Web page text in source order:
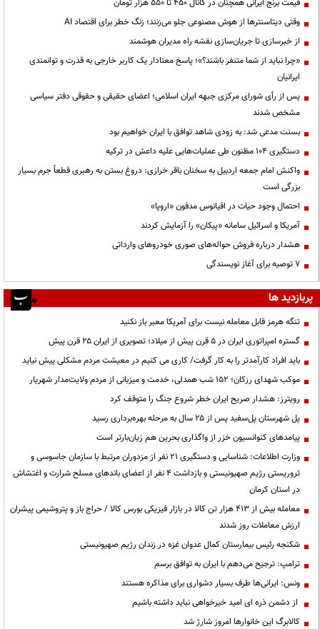
وقتی دیتاسنترها از هوش مصنوعی جلو می‌زنند؛ زنگ خطر برای اقتصاد AI
از خبرسازی تا جریان‌سازی نقشه راه مدیران هوشمند
«چرا نباید از شما متنفر باشند؟»؛ پاسخ معنادار یک کاربر خارجی به قدرت و توانمندی
ایرانیان
پس از رأی شورای مرکزی جبهه ایران اسلامی؛ اعضای حقیقی و حقوقی دفتر سیاسی
مشخص شدند
بسنت مدعی شد: به زودی شاهد توافق با ایران خواهیم بود
دستگیری ۱۰۴ مظنون طی عملیات‌هایی علیه داعش در ترکیه
واکنش امام جمعه اردبیل به سخنان باقر خرازی: دروغ بستن به رهبری قطعاً جرم بسیار
بزرگی است
احتمال وجود حیات در اقیانوس مدفون «اروپا»
آمریکا و اسرائیل سامانه «پیکان» را آزمایش کردند
هشدار درباره فروش حواله‌های صوری خودروهای وارداتی
۷ توصیه برای آغاز نویسندگی
پربازدید ها
تنگه هرمز قابل معامله نیست برای آمریکا معبر باز نکنید
گستره امپراتوری ایران در ۵ قرن پیش از میلاد؛ تصویری از ایران ۲۵ قرن پیش
باید افراد کارآمدتر را به کار گرفت/ کاری می کنیم در معیشت مردم مشکلی پیش نیاید
موکب شهدای رزکان؛ ۱۵۲ شب همدلی، خدمت و میزبانی از مردم ولایت‌مدار شهریار
رویترز: هشدار صریح ایران خطر شروع جنگ را متوقف کرد
پل شهرستان پل‌سفید پس از ۲۵ سال به مرحله بهره‌برداری رسید
پیامدهای کنوانسیون خزر از واگذاری بحرین هم زیان‌بارتر است
وزارت اطلاعات: شناسایی و دستگیری ۲۱ نفر از مزدوران مرتبط با سازمان جاسوسی و
تروریستی رژیم صهیونیستی و بازداشت ۴ نفر از اعضای باندهای مسلح شرارت و اغتشاش
در استان کرمان
معامله بیش از ۴۱۳ هزار تن کالا در بازار فیزیکی بورس کالا / حراج باز و پتروشیمی پیشران
ارزش معاملات روز شدند
شکنجه رئیس بیمارستان کمال عدوان غزه در زندان رژیم صهیونیستی
ترامپ: ترجیح می‌دهم با ایران به توافق برسم
ونس: ایرانی‌ها طرف بسیار دشواری برای مذاکره هستند
از دشمن ذره ای امید خیرخواهی نباید داشته باشیم
کالابرگ این خانوارها امروز شارژ شد